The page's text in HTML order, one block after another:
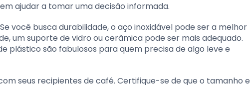
ajudar a tomar uma decisão informada.
você busca durabilidade, o aço inoxidável pode ser a melhor
um suporte de vidro ou cerâmica pode ser mais adequado.
plástico são fabulosos para quem precisa de algo leve e
seus recipientes de café. Certifique-se de que o tamanho e